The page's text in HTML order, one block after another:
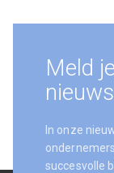
Meld
In onze
succesvolle